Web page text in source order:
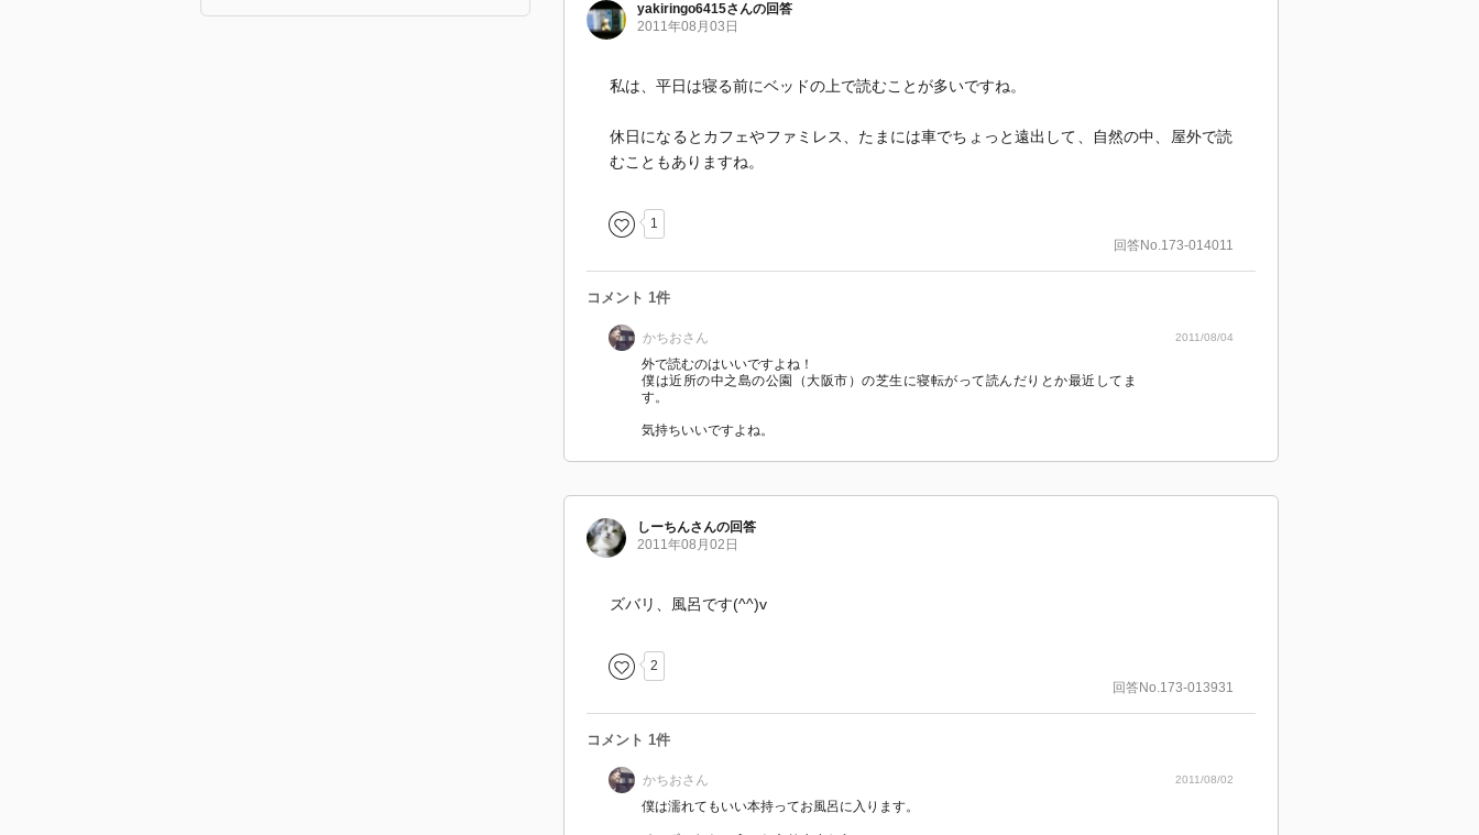
yakiringo6415さんの回答
2011年08月03日
私は、平日は寝る前にベッドの上で読むことが多いですね。
休日になるとカフェやファミレス、たまには車でちょっと遠出して、自然の中、屋外で読
むこともありますね。
1
回答No.173-014011
コメント 1件
かちおさん 2011/08/04
外で読むのはいいですよね！
僕は近所の中之島の公園（大阪市）の芝生に寝転がって読んだりとか最近してま
す。
気持ちいいですよね。
しーちんさんの回答
2011年08月02日
ズバリ、風呂です(^^)v
2
回答No.173-013931
コメント 1件
かちおさん 2011/08/02
僕は濡れてもいい本持ってお風呂に入ります。